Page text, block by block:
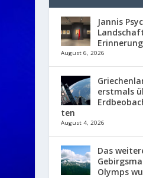
Jannis
Erinnerung
August 6, 2026
erstmals
ten
August 4, 2026
Das
Olymps